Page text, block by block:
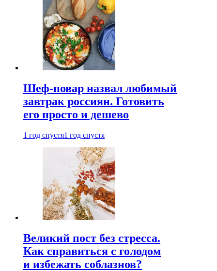
Шеф-повар назвал любимый
завтрак россиян. Готовить
его просто и дешево
1 год спустя1 год спустя
Великий пост без стресса.
Как справиться с голодом
и избежать соблазнов?